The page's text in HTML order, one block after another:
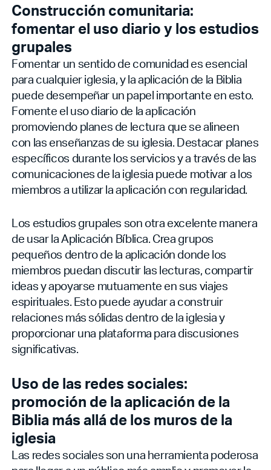
Construcción comunitaria:
fomentar el uso diario y los estudios
grupales
Fomentar un sentido de comunidad es esencial
para cualquier iglesia, y la aplicación de la Biblia
puede desempeñar un papel importante en esto.
Fomente el uso diario de la aplicación
promoviendo planes de lectura que se alineen
con las enseñanzas de su iglesia. Destacar planes
específicos durante los servicios y a través de las
comunicaciones de la iglesia puede motivar a los
miembros a utilizar la aplicación con regularidad.
Los estudios grupales son otra excelente manera
de usar la Aplicación Bíblica. Crea grupos
pequeños dentro de la aplicación donde los
miembros puedan discutir las lecturas, compartir
ideas y apoyarse mutuamente en sus viajes
espirituales. Esto puede ayudar a construir
relaciones más sólidas dentro de la iglesia y
proporcionar una plataforma para discusiones
significativas.
Uso de las redes sociales:
promoción de la aplicación de la
Biblia más allá de los muros de la
iglesia
Las redes sociales son una herramienta poderosa